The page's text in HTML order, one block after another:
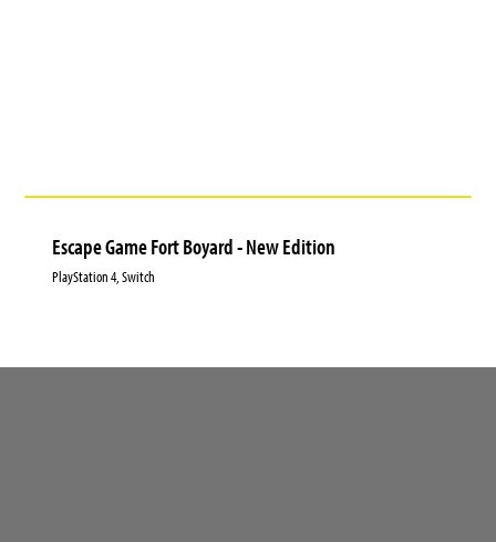
Escape Game Fort Boyard - New Edition
PlayStation 4, Switch